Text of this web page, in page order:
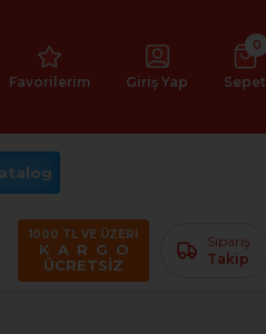
Favorilerim
Giriş Yap
0
Sepet
1000 TL VE ÜZERİ
K A R G O
ÜCRETSİZ
Sipariş
Takip